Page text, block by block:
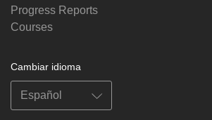
Progress Reports
Courses
Cambiar idioma